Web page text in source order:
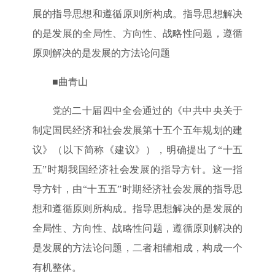
展的指导思想和遵循原则所构成。指导思想解决
的是发展的全局性、方向性、战略性问题，遵循
原则解决的是发展的方法论问题
■曲青山
党的二十届四中全会通过的《中共中央关于
制定国民经济和社会发展第十五个五年规划的建
议》（以下简称《建议》），明确提出了“十五
五”时期我国经济社会发展的指导方针。这一指
导方针，由“十五五”时期经济社会发展的指导思
想和遵循原则所构成。指导思想解决的是发展的
全局性、方向性、战略性问题，遵循原则解决的
是发展的方法论问题，二者相辅相成，构成一个
有机整体。